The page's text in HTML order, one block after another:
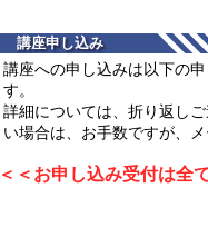
講座申し込み
講座への申し込みは以下の
す。
詳細については、折り返し
い場合は、お手数ですが、
＜お申し込み受付は全